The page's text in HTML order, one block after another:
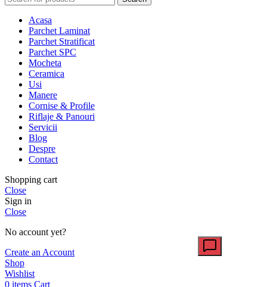
Acasa
Parchet Laminat
Parchet Stratificat
Parchet SPC
Mocheta
Ceramica
Usi
Manere
Cornise & Profile
Riflaje & Panouri
Servicii
Blog
Despre
Contact
Shopping cart
Close
Sign in
Close
No account yet?
Create an Account
Shop
Wishlist
0 items Cart